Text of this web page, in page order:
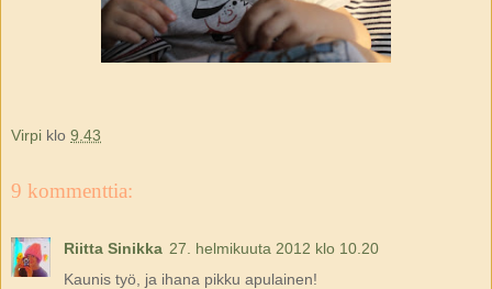
Virpi klo 9.43
9 kommenttia:
Riitta Sinikka 27. helmikuuta 2012 klo 10.20
Kaunis työ, ja ihana pikku apulainen!